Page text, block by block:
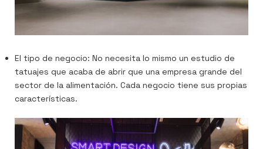
El tipo de negocio: No necesita lo mismo un estudio de
tatuajes que acaba de abrir que una empresa grande del
sector de la alimentación. Cada negocio tiene sus propias
características.